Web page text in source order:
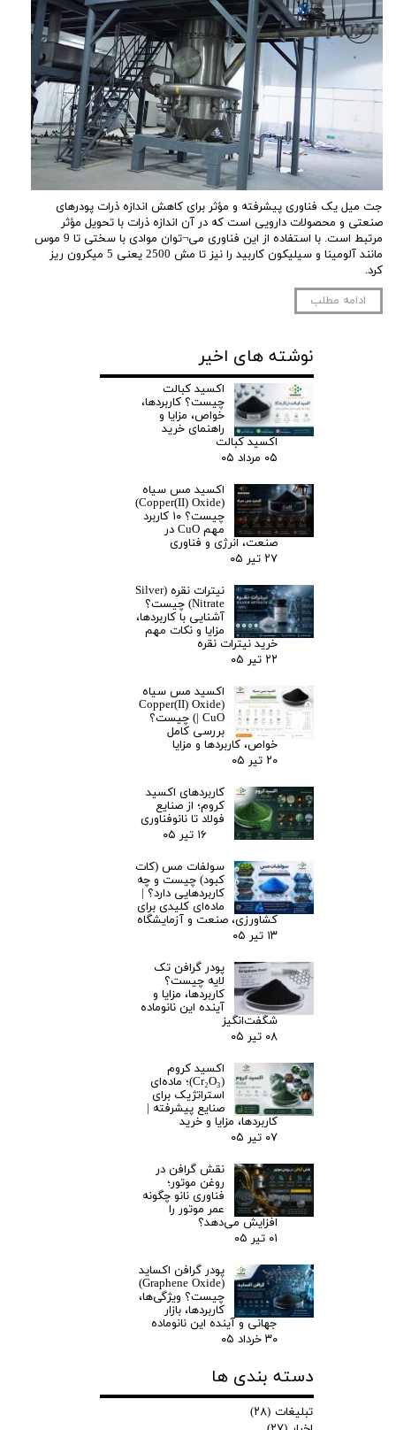
جت میل یک فناوری پیشرفته و مؤثر برای کاهش اندازه ذرات پودرهای
صنعتی و محصولات دارویی است که در آن اندازه ذرات با تحویل مؤثر
مرتبط است. با استفاده از این فناوری می¬توان موادی با سختی تا 9 موس
مانند آلومینا و سیلیکون کاربید را نیز تا مش 2500 یعنی 5 میکرون ریز
کرد.
ادامه مطلب
نوشته های اخیر
اکسید کبالت
چیست؟ کاربردها،
خواص، مزایا و
راهنمای خرید
اکسید کبالت
۰۵ مرداد ۰۵
اکسید مس سیاه
(Copper(II) Oxide)
چیست؟ ۱۰ کاربرد
مهم CuO در
صنعت، انرژی و فناوری
۲۷ تیر ۰۵
نیترات نقره (Silver
Nitrate) چیست؟
آشنایی با کاربردها،
مزایا و نکات مهم
خرید نیترات نقره
۲۲ تیر ۰۵
اکسید مس سیاه
(Copper(II) Oxide
| CuO) چیست؟
بررسی کامل
خواص، کاربردها و مزایا
۲۰ تیر ۰۵
کاربردهای اکسید
کروم؛ از صنایع
فولاد تا نانوفناوری
۱۶ تیر ۰۵
سولفات مس (کات
کبود) چیست و چه
کاربردهایی دارد؟ |
ماده‌ای کلیدی برای
کشاورزی، صنعت و آزمایشگاه
۱۳ تیر ۰۵
پودر گرافن تک
لایه چیست؟
کاربردها، مزایا و
آینده این نانوماده
شگفت‌انگیز
۰۸ تیر ۰۵
اکسید کروم
(Cr₂O₃)؛ ماده‌ای
استراتژیک برای
صنایع پیشرفته |
کاربردها، مزایا و خرید
۰۷ تیر ۰۵
نقش گرافن در
روغن موتور؛
فناوری نانو چگونه
عمر موتور را
افزایش می‌دهد؟
۰۱ تیر ۰۵
پودر گرافن اکساید
(Graphene Oxide)
چیست؟ ویژگی‌ها،
کاربردها، بازار
جهانی و آینده این نانوماده
۳۰ خرداد ۰۵
دسته بندی ها
تبلیغات (۲۸)